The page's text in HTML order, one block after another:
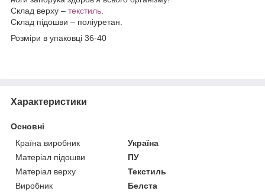
Склад верху – текстиль
Склад підошви – поліуретан.
Розміри в упаковці 36-40
Характеристики
Основні
Країна виробник
Україна
Матеріал підошви
ПУ
Матеріал верху
Текстиль
Виробник
Белста